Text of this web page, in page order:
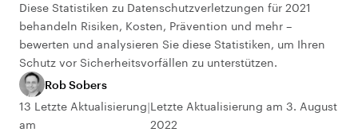
Diese Statistiken zu Datenschutzverletzungen für 2021
behandeln Risiken, Kosten, Prävention und mehr –
bewerten und analysieren Sie diese Statistiken, um Ihren
Schutz vor Sicherheitsvorfällen zu unterstützen.
Rob Sobers
13 Letzte Aktualisierung
am
Letzte Aktualisierung am 3. August
2022